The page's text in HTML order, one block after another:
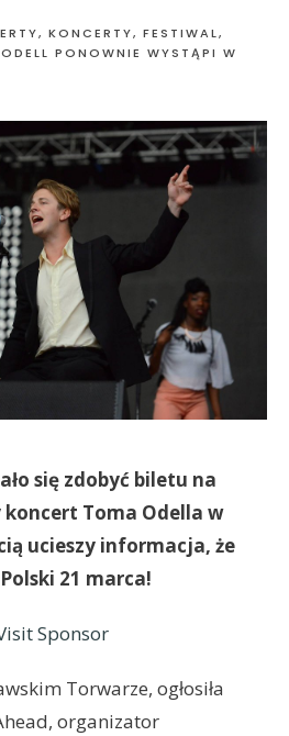
, KONCERTY, FESTIWAL,
PONOWNIE WYSTĄPI W
się zdobyć biletu na
Toma Odella w
ucieszy informacja, że
21 marca!
Torwarze, ogłosiła
organizator